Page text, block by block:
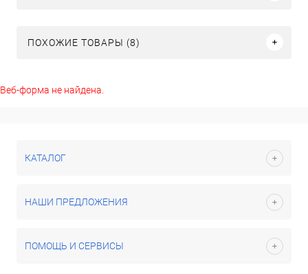
ПОХОЖИЕ ТОВАРЫ (8)
Веб-форма не найдена.
КАТАЛОГ
НАШИ ПРЕДЛОЖЕНИЯ
ПОМОЩЬ И СЕРВИСЫ